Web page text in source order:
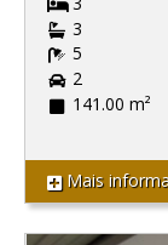
3
5
2
141.00 m²
Mais